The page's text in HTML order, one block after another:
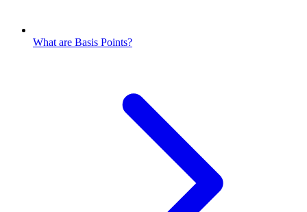
What are Basis Points?